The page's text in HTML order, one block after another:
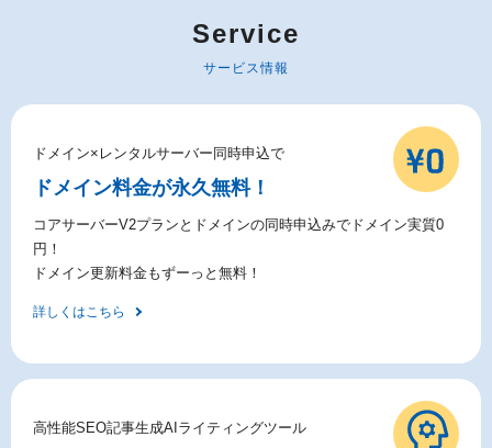
Service
サービス情報
ドメイン×レンタルサーバー同時申込で
ドメイン料金が永久無料！
コアサーバーV2プランとドメインの同時申込みでドメイン実質0
円！
ドメイン更新料金もずーっと無料！
詳しくはこちら
高性能SEO記事生成AIライティングツール